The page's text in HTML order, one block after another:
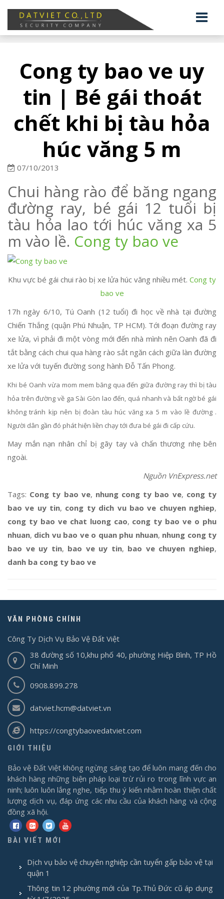
Cong ty bao ve uy
tin | Bé gái thoát
chết khi bị tàu hỏa
húc văng 5 m
07/10/2013
Chui hàng rào để băng ngang
đường ray, bé gái 12 tuổi bị
tàu hỏa lao tới húc văng xa 5
m vào lề. Cong ty bao ve
Khu vực bé gái chui rào bị xe lửa húc văng nhiều mét. Cong ty
bao ve
17h ngày 6/10, Tú Oanh (12 tuổi) đi học về nhà tại đường
Chiến Thắng (quận Phú Nhuận, TP HCM). Tới đoạn đường ray
xe lửa, vì phải đi một vòng mới đến nhà mình nên Oanh đã đi
tắt bằng cách chui qua hàng rào sắt ngăn cách giữa làn đường
xe lửa với tuyến đường song hành Đỗ Tấn Phong.
Khi bé Oanh vừa mom mem băng qua đến giữa đường ray thì bị tàu
hỏa trên đường về ga Sài Gòn lao đến, quá nhanh và bất ngờ bé gái
không tránh kịp nên bị đoàn tàu húc văng xa 5 m vào lề đường .
Người dân gần đó phát hiện liền chạy tới đưa bé gái đi cấp cứu.
May mắn nạn nhân chỉ bị gãy tay và chấn thương nhẹ bên
ngoài.
Nguồn VnExpress.net
Tags: Cong ty bao ve, nhung cong ty bao ve, cong ty
bao ve uy tin, cong ty dich vu bao ve chuyen nghiep,
cong ty bao ve chat luong cao, cong ty bao ve o phu
nhuan, dich vu bao ve o quan phu nhuan, nhung cong ty
bao ve uy tin, bao ve uy tin, bao ve chuyen nghiep,
danh ba cong ty bao ve
VĂN PHÒNG CHÍNH
Công Ty Dịch Vụ Bảo Vệ Đất Việt
38 đường số 10,khu phố 40, phường Hiệp Bình, TP Hồ
Chí Minh
0908.899.278
datviet.hcm@datviet.vn
https://congtybaovedatviet.com
GIỚI THIỆU
Bảo vệ Đất Việt không ngừng sáng tạo để luôn mang đến cho
khách hàng những biện pháp loại trừ rủi ro trong lĩnh vực an
ninh; luôn luôn lắng nghe, tiếp thu ý kiến nhằm hoàn thiện chất
lượng dịch vụ, đáp ứng các nhu cầu của khách hàng và cộng
đồng xã hội.
BÀI VIẾT MỚI
Dịch vụ bảo vệ chuyên nghiệp cần tuyển gấp bảo vệ tại
quận 1
Thông tin 12 phường mới của Tp.Thủ Đức cũ áp dụng